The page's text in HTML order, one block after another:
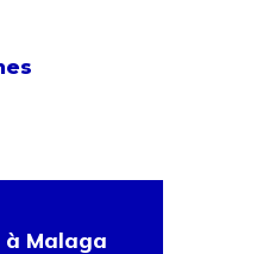
à Malaga